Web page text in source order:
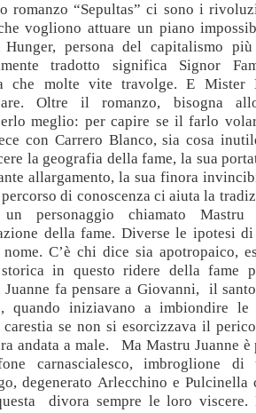
romanzo “Sepultas” ci sono i
vogliono attuare un piano
Hunger, persona del capitalismo
tradotto significa Signor
che molte vite travolge. E Mister
Oltre il romanzo, bisogna
meglio: per capire se il farlo
con Carrero Blanco, sia cosa
la geografia della fame, la sua
allargamento, la sua finora
di conoscenza ci aiuta la
un personaggio chiamato
della fame. Diverse le ipotesi
nome. C’è chi dice sia apotropaico,
in questo ridere della fame
Juanne fa pensare a Giovanni, il
quando iniziavano a imbiondire le
carestia se non si esorcizzava il
andata a male. Ma Mastru Juanne è
carnascialesco, imbroglione
degenerato Arlecchino e Pulcinella
divora sempre le loro